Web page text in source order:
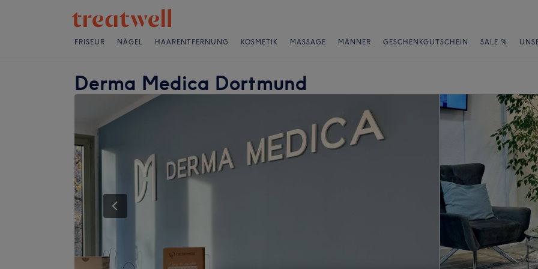
FRISEUR NÄGEL HAARENTFERNUNG KOSMETIK MASSAGE MÄNNER GESCHENKGUTSCHEIN SALE %
Derma Medica Dortmund